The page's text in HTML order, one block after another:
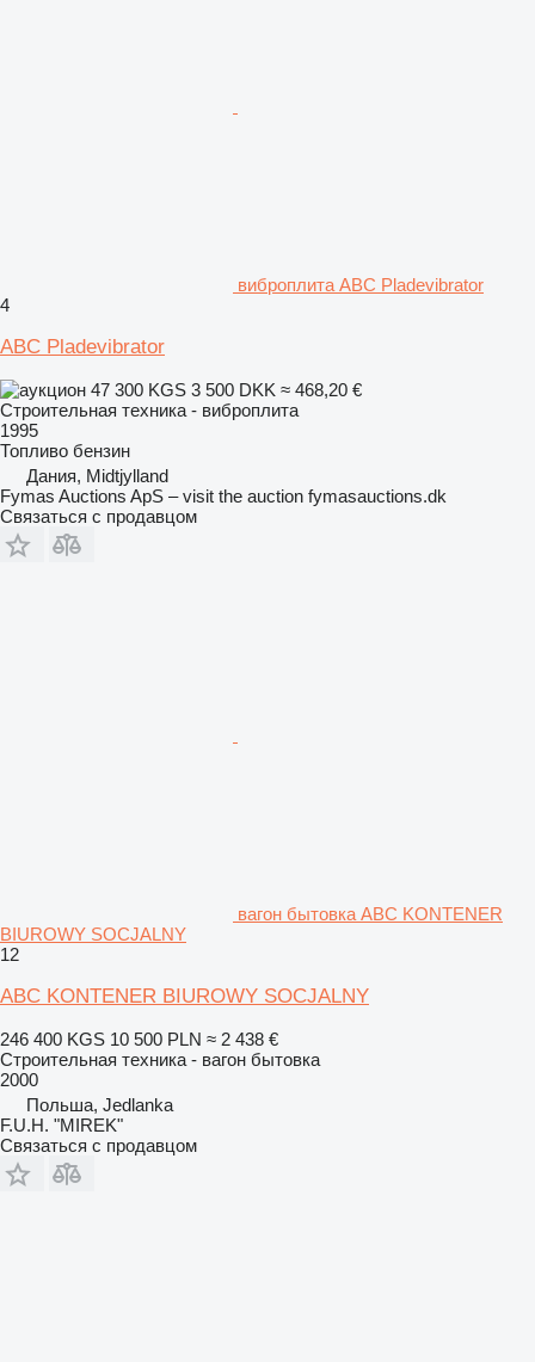
виброплита ABC Pladevibrator
4
ABC Pladevibrator
47 300 KGS 3 500 DKK ≈ 468,20 €
Строительная техника - виброплита
1995
Топливо бензин
Дания, Midtjylland
Fymas Auctions ApS – visit the auction fymasauctions.dk
Связаться с продавцом
вагон бытовка ABC KONTENER
BIUROWY SOCJALNY
12
ABC KONTENER BIUROWY SOCJALNY
246 400 KGS 10 500 PLN ≈ 2 438 €
Строительная техника - вагон бытовка
2000
Польша, Jedlanka
F.U.H. "MIREK"
Связаться с продавцом